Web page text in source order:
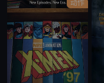
动作